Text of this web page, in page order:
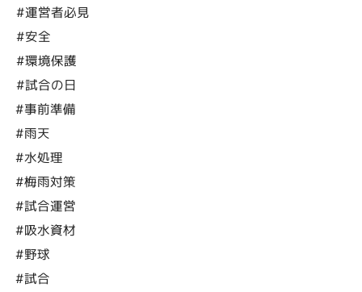
#運営者必見
#安全
#環境保護
#試合の日
#事前準備
#雨天
#水処理
#梅雨対策
#試合運営
#吸水資材
#野球
#試合